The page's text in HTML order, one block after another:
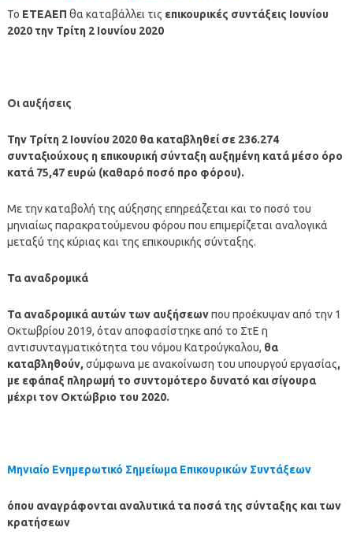
Το ΕΤΕΑΕΠ θα καταβάλλει τις επικουρικές συντάξεις Ιουνίου
2020 την Τρίτη 2 Ιουνίου 2020
Οι αυξήσεις
Την Τρίτη 2 Ιουνίου 2020 θα καταβληθεί σε 236.274
συνταξιούχους η επικουρική σύνταξη αυξημένη κατά μέσο όρο
κατά 75,47 ευρώ (καθαρό ποσό προ φόρου).
Με την καταβολή της αύξησης επηρεάζεται και το ποσό του
μηνιαίως παρακρατούμενου φόρου που επιμερίζεται αναλογικά
μεταξύ της κύριας και της επικουρικής σύνταξης.
Τα αναδρομικά
Τα αναδρομικά αυτών των αυξήσεωνπου προέκυψαν από την 1
Οκτωβρίου 2019, όταν αποφασίστηκε από το ΣτΕ η
αντισυνταγματικότητα του νόμου Κατρούγκαλου, θα
καταβληθούν, σύμφωνα με ανακοίνωση του υπουργού εργασίας,
με εφάπαξ πληρωμή το συντομότερο δυνατό και σίγουρα
μέχρι τον Οκτώβριο του 2020.
Μηνιαίο Ενημερωτικό Σημείωμα Επικουρικών Συντάξεων
όπου αναγράφονται αναλυτικά τα ποσά της σύνταξης και των
κρατήσεων